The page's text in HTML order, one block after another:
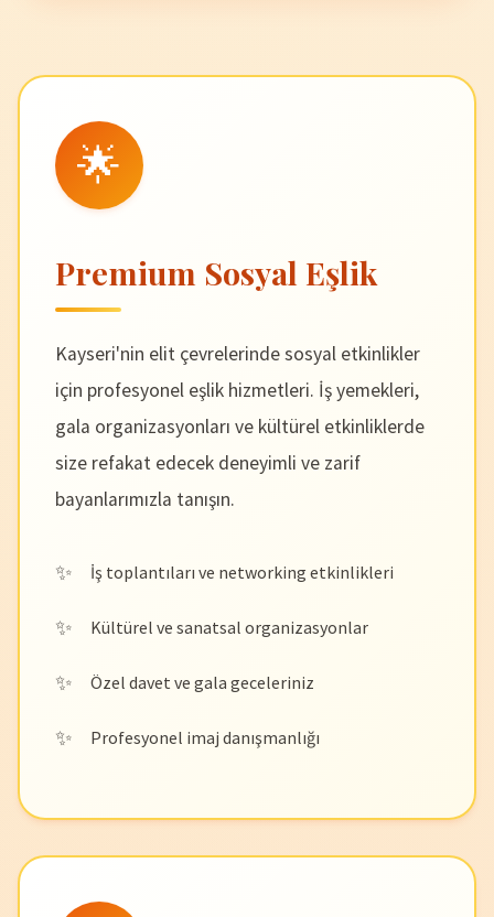
🌟
Premium Sosyal Eşlik
Kayseri'nin elit çevrelerinde sosyal etkinlikler
için profesyonel eşlik hizmetleri. İş yemekleri,
gala organizasyonları ve kültürel etkinliklerde
size refakat edecek deneyimli ve zarif
bayanlarımızla tanışın.
İş toplantıları ve networking etkinlikleri
Kültürel ve sanatsal organizasyonlar
Özel davet ve gala geceleriniz
Profesyonel imaj danışmanlığı